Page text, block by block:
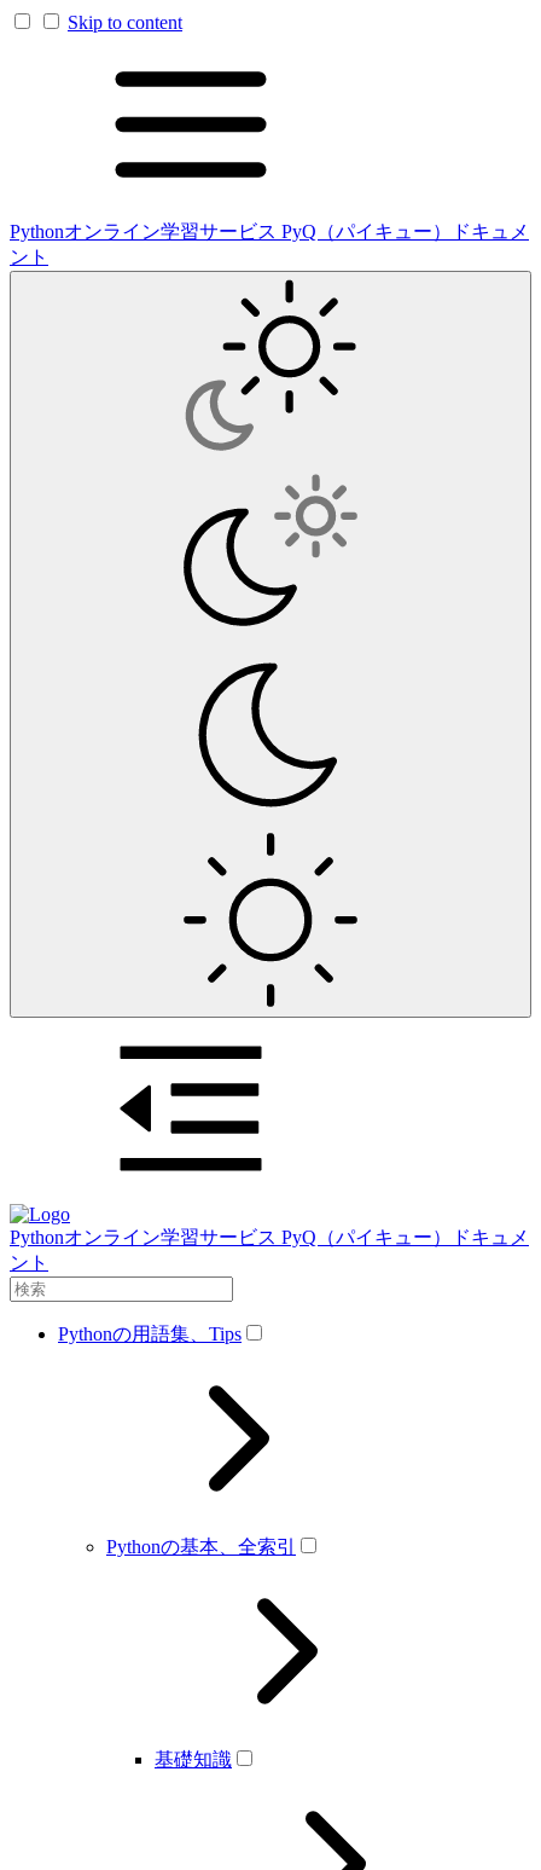
Skip to content
Pythonオンライン学習サービス PyQ（パイキュー）ドキュメ
ント
Pythonオンライン学習サービス PyQ（パイキュー）ドキュメ
ント
Pythonの用語集、Tips
Pythonの基本、全索引
基礎知識